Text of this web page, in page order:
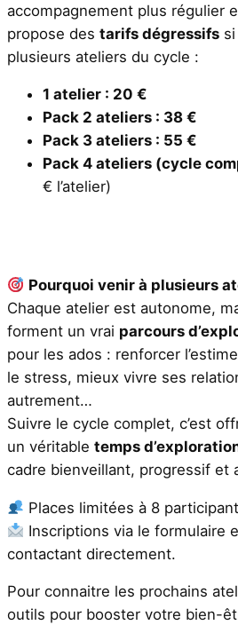
accompagnement plus régulier
propose des tarifs dégressifs
plusieurs ateliers du cycle :
1 atelier : 20 €
Pack 2 ateliers : 38 €
Pack 3 ateliers : 55 €
Pack 4 ateliers (cycle
€ l’atelier)
Pourquoi venir à plusieurs
Chaque atelier est autonome,
forment un vrai parcours
pour les ados : renforcer
le stress, mieux vivre ses
autrement…
Suivre le cycle complet, c’est
un véritable temps
cadre bienveillant, progressif et
Places limitées à 8
Inscriptions via le formulaire
contactant directement.
Pour connaitre les prochains
outils pour booster votre bien-